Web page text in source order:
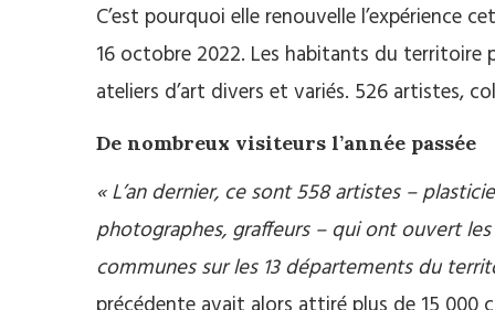
C’est pourquoi elle renouvelle l’expérience
16 octobre 2022. Les habitants du
ateliers d’art divers et variés. 526 artistes,
De nombreux visiteurs l’année passée
«L’an dernier, ce sont 558 artistes –
photographes, graffeurs – qui ont ouvert
communes sur les 13 départements du